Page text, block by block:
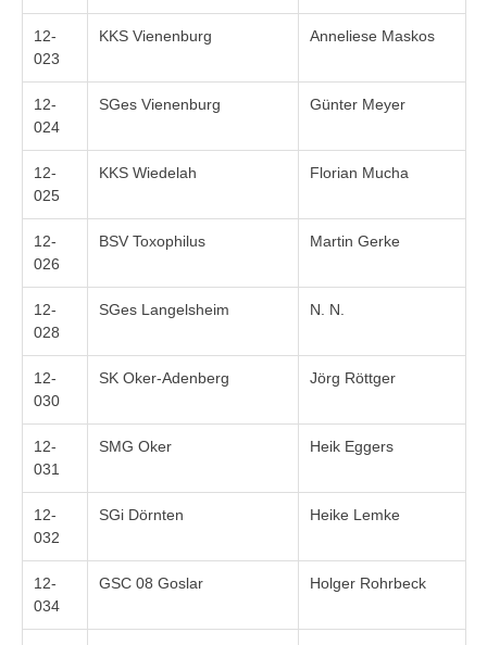
12-
023
KKS Vienenburg Anneliese Maskos
12-
024
SGes Vienenburg Günter Meyer
12-
025
KKS Wiedelah Florian Mucha
12-
026
BSV Toxophilus Martin Gerke
12-
028
SGes Langelsheim N. N.
12-
030
SK Oker-Adenberg Jörg Röttger
12-
031
SMG Oker Heik Eggers
12-
032
SGi Dörnten Heike Lemke
12-
034
GSC 08 Goslar Holger Rohrbeck